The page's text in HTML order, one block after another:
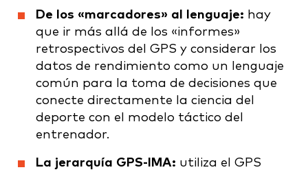
De los «marcadores» al lenguaje: hay
que ir más allá de los «informes»
retrospectivos del GPS y considerar los
datos de rendimiento como un lenguaje
común para la toma de decisiones que
conecte directamente la ciencia del
deporte con el modelo táctico del
entrenador.
La jerarquía GPS-IMA: utiliza el GPS